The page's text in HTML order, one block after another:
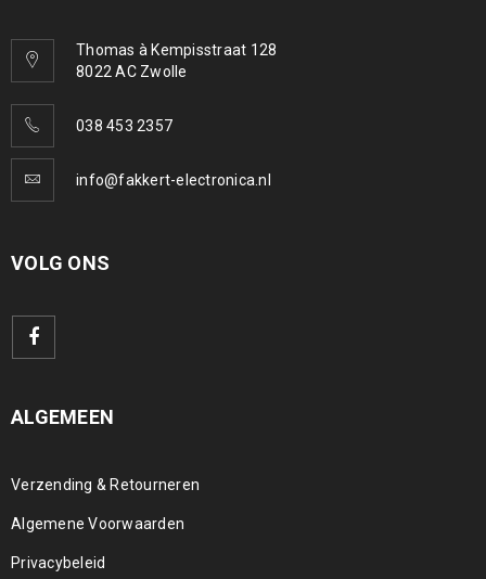
Thomas à Kempisstraat 128
8022 AC Zwolle
038 453 2357
info@fakkert-electronica.nl
VOLG ONS
ALGEMEEN
Verzending & Retourneren
Algemene Voorwaarden
Privacybeleid